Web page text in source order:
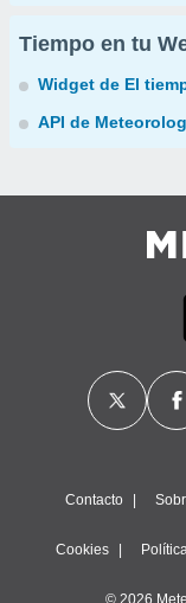
Tiempo en tu
Widget de El
API de
Contacto
Cookies
© 2026